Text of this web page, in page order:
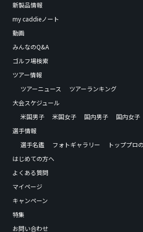
新製品情報
my caddieノート
動画
みんなのQ&A
ゴルフ場検索
ツアー情報
ツアーニュース
ツアーランキング
大会スケジュール
米国男子
米国女子 国内男子
国内女子
選手情報
選手名鑑
フォトギャラリー
トッププロ
はじめての方へ
よくある質問
マイページ
キャンペーン
特集
お問い合わせ